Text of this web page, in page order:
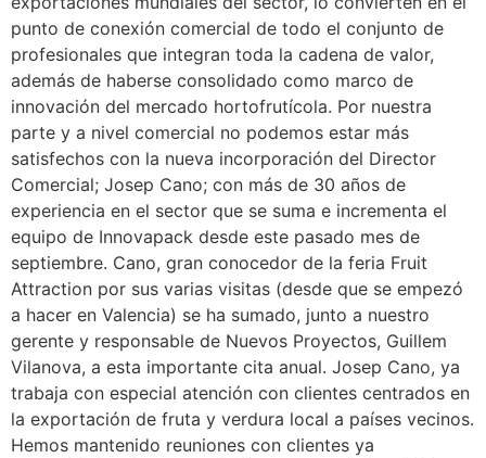
punto de conexión comercial de todo el conjunto de
profesionales que integran toda la cadena de valor,
además de haberse consolidado como marco de
innovación del mercado hortofrutícola. Por nuestra
parte y a nivel comercial no podemos estar más
satisfechos con la nueva incorporación del Director
Comercial; Josep Cano; con más de 30 años de
experiencia en el sector que se suma e incrementa el
equipo de Innovapack desde este pasado mes de
septiembre. Cano, gran conocedor de la feria Fruit
Attraction por sus varias visitas (desde que se empezó
a hacer en Valencia) se ha sumado, junto a nuestro
gerente y responsable de Nuevos Proyectos, Guillem
Vilanova, a esta importante cita anual. Josep Cano, ya
trabaja con especial atención con clientes centrados en
la exportación de fruta y verdura local a países vecinos.
Hemos mantenido reuniones con clientes ya